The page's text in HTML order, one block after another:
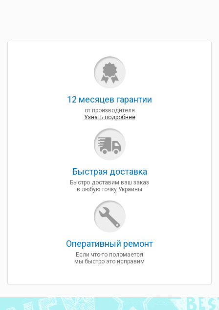
12 месяцев гарантии
от производителя
Узнать подробнее
Быcтрая доставка
Быстро доставим ваш заказ
в любую точку Украины
Оперативный ремонт
Если что-то поломается
мы быстро это исправим